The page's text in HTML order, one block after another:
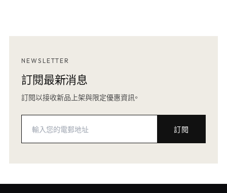
NEWSLETTER
訂閱最新消息
訂閱以接收新品上架與限定優惠資訊。
訂閱